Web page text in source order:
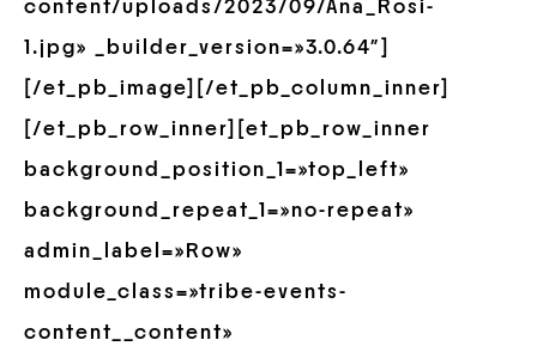
content/uploads/2023/09/Ana_Rosi-
1.jpg» _builder_version=»3.0.64″]
[/et_pb_image][/et_pb_column_inner]
[/et_pb_row_inner][et_pb_row_inner
background_position_1=»top_left»
background_repeat_1=»no-repeat»
admin_label=»Row»
module_class=»tribe-events-
content__content»